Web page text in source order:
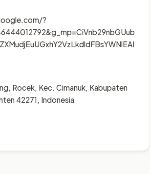
?
Rocek, Kec. Cimanuk, Kabupaten
42271, Indonesia